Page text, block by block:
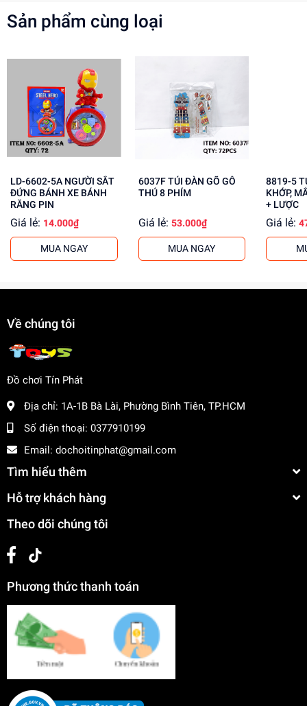
Hướng Dẫn Sử Dụng
Bước 1: Lắp pin vào điều khiển
Lưu ý: Để đảm bảo an toàn, trẻ em cần được hướng
dẫn sử dụng bởi người lớn
Lợi Ích Phát Triển
Phát triển kỹ năng điều khiển và phối hợp tay mắt
Tăng cường sáng tạo và tư duy logic
Mua ngay CR-91 HỘP XE HƠI XI ĐIỀU KHIỂN 3 ĐỘNG TÁC
tạidochoitinphat.com
, chúng tôi cung cấp giá sỉ hấp dẫn
cho khách buôn!
Sản phẩm cùng loại
LD-6602-5A NGƯỜI SẮT
ĐỨNG BÁNH XE BÁNH
RĂNG PIN
Giá lẻ: 14.000₫
MUA NGAY
6037F TÚI ĐÀN GÕ GỖ
THÚ 8 PHÍM
Giá lẻ: 53.000₫
MUA NGAY
8819-5 TÚI BABY 1C
KHỚP,
+ LƯỢC
Giá lẻ:
Về chúng tôi
Đồ chơi Tín Phát
Địa chỉ: 1A-1B Bà Lài, Phường Bình Tiên, TP.HCM
Số điện thoại: 0377910199
Email: dochoitinphat@gmail.com
Tìm hiểu thêm
Hỗ trợ khách hàng
Theo dõi chúng tôi
Phương thức thanh toán